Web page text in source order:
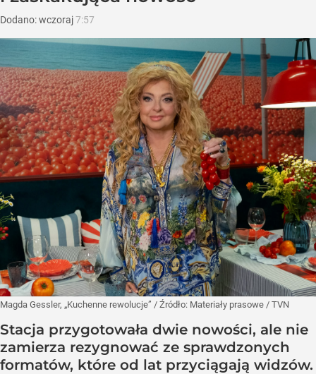
Dodano:wczoraj7:57
Magda Gessler, „Kuchenne rewolucje” / Źródło: Materiały prasowe / TVN
Stacja przygotowała dwie nowości, ale nie
zamierza rezygnować ze sprawdzonych
formatów, które od lat przyciągają widzów.